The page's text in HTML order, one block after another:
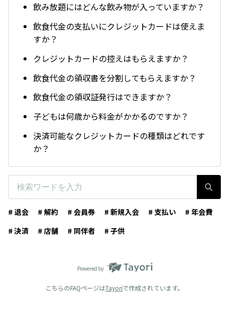
飲み放題にはどんな飲み物が入っていますか？
飲食代金の支払いにクレジットカードは使えま
すか？
クレジットカードの控えはもらえますか？
飲食代金の領収書を分割してもらえますか？
飲食代金の領収証発行はできますか？
子どもは何歳から料金がかかるのですか？
決済可能なクレジットカードの種類はどれです
か？
# 退会 # 解約 # 会員券 # 新規入会 # 支払い
# 年会費
# 決済
# 店舗 # 同伴者 # 子供
Powered by
こちらのFAQページはTayoriで作成されています。